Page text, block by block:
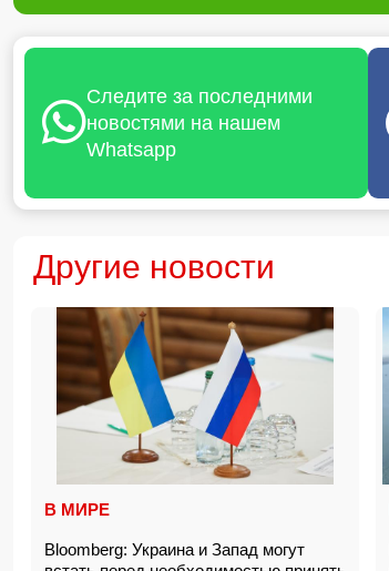
Следите за последними
новостями на нашем
Whatsapp
Другие новости
В МИРЕ
Bloomberg: Украина и Запад могут